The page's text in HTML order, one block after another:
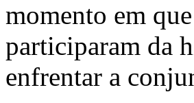
momento em
participaram da
enfrentar a